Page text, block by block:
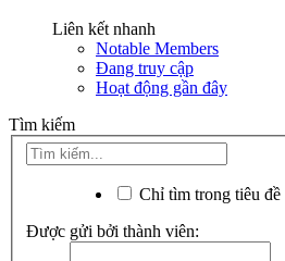
Liên kết nhanh
Notable Members
Đang truy cập
Hoạt động gần đây
Tìm kiếm
Chỉ tìm trong tiêu đề
Được gửi bởi thành viên: